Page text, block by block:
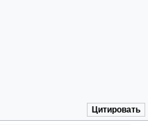
Цитировать